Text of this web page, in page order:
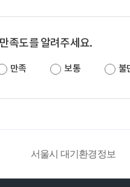
족도를 알려주세요.
만족 보통 불
서울시 대기환경정보